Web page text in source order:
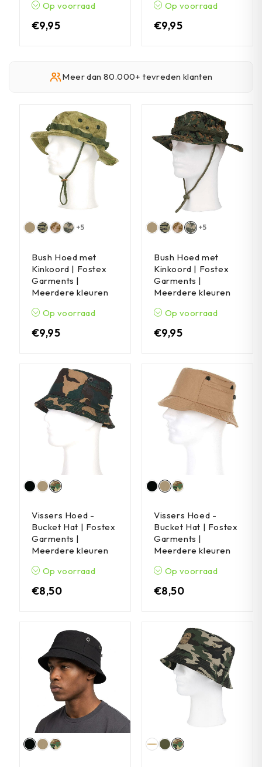
Op voorraad
€9,95
Op voorraad
€9,95
Meer dan 80.000+ tevreden klanten
+5
Bush Hoed met
Kinkoord | Fostex
Garments |
Meerdere kleuren
Op voorraad
€9,95
+5
Bush Hoed met
Kinkoord | Fostex
Garments |
Meerdere kleuren
Op voorraad
€9,95
Vissers Hoed -
Bucket Hat | Fostex
Garments |
Meerdere kleuren
Op voorraad
€8,50
Vissers Hoed -
Bucket Hat | Fostex
Garments |
Meerdere kleuren
Op voorraad
€8,50